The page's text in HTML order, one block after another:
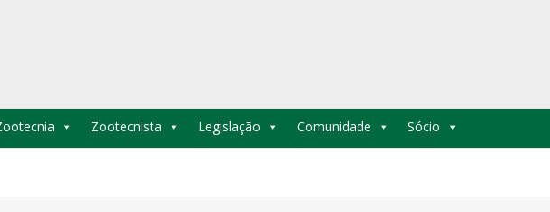
Zootecnista Legislação Comunidade Sócio